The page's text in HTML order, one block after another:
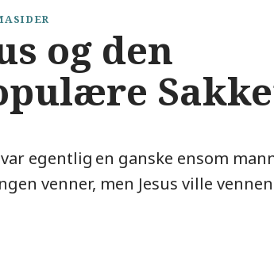
og den
var egentlig en ganske ensom
venner, men Jesus ville